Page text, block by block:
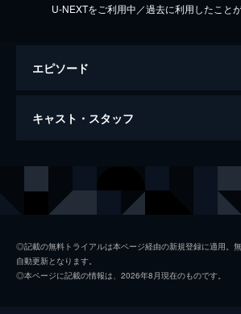
U-NEXTをご利用中／過去に利用したこと
エピソード
Teach Me Tonight (2024 Mix)
キャスト・スタッフ
クインシー
◎記載の無料トライアルは本ページ経由の新規登録に適用。
自動更新となります。
◎本ページに記載の情報は、2026年8月現在のものです。